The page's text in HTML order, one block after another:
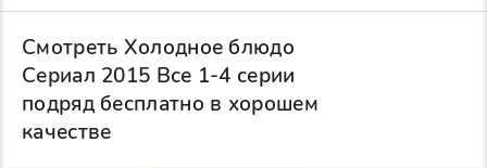
Смотреть Холодное блюдо
Сериал 2015 Все 1-4 серии
подряд бесплатно в хорошем
качестве